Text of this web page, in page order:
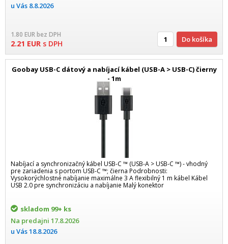
u Vás 8.8.2026
1.80 EURbez DPH
2.21 EUR s DPH Do košíka
Goobay USB-C dátový a nabíjací kábel (USB-A > USB-C) čierny
- 1m
Nabíjací a synchronizačný kábel USB-C ™ (USB-A > USB-C ™) - vhodný
pre zariadenia s portom USB-C ™; čierna Podrobnosti:
Vysokorýchlostné nabíjanie maximálne 3 A flexibilný 1 m kábel Kábel
USB 2.0 pre synchronizáciu a nabíjanie Malý konektor
skladom 99+ ks
Na predajni 17.8.2026
u Vás18.8.2026